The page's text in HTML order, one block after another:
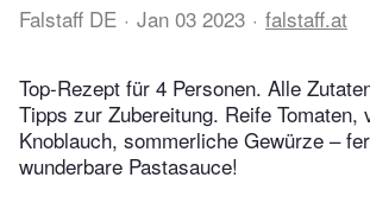
Falstaff DE Jan 03 2023 falstaff.at
Top-Rezept für 4 Personen. Alle
Tipps zur Zubereitung. Reife Tomaten,
Knoblauch, sommerliche Gewürze –
wunderbare Pastasauce!